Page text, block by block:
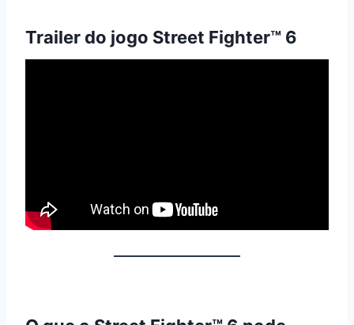
Trailer do jogo Street Fighter™ 6